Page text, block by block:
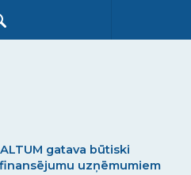
ALTUM gatava būtiski
uzņēmumiem